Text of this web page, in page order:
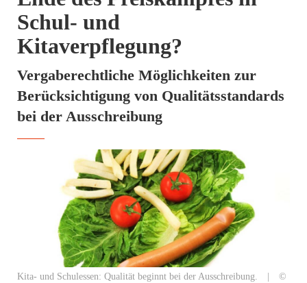
Schul- und
Kitaverpflegung?
Vergaberechtliche Möglichkeiten zur
Berücksichtigung von Qualitätsstandards
bei der Ausschreibung
Kita- und Schulessen: Qualität beginnt bei der Ausschreibung. | ©